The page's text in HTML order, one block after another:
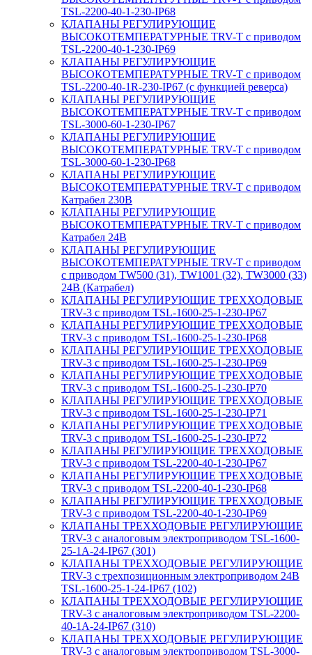
TSL-2200-40-1-230-IP68
КЛАПАНЫ РЕГУЛИРУЮЩИЕ
ВЫСОКОТЕМПЕРАТУРНЫЕ TRV-T с приводом
TSL-2200-40-1-230-IP69
КЛАПАНЫ РЕГУЛИРУЮЩИЕ
ВЫСОКОТЕМПЕРАТУРНЫЕ TRV-T с приводом
TSL-2200-40-1R-230-IP67 (с функцией реверса)
КЛАПАНЫ РЕГУЛИРУЮЩИЕ
ВЫСОКОТЕМПЕРАТУРНЫЕ TRV-T с приводом
TSL-3000-60-1-230-IP67
КЛАПАНЫ РЕГУЛИРУЮЩИЕ
ВЫСОКОТЕМПЕРАТУРНЫЕ TRV-T с приводом
TSL-3000-60-1-230-IP68
КЛАПАНЫ РЕГУЛИРУЮЩИЕ
ВЫСОКОТЕМПЕРАТУРНЫЕ TRV-T с приводом
Катрабел 230В
КЛАПАНЫ РЕГУЛИРУЮЩИЕ
ВЫСОКОТЕМПЕРАТУРНЫЕ TRV-T с приводом
Катрабел 24В
КЛАПАНЫ РЕГУЛИРУЮЩИЕ
ВЫСОКОТЕМПЕРАТУРНЫЕ TRV-T с приводом
с приводом TW500 (31), TW1001 (32), TW3000 (33)
24В (Катрабел)
КЛАПАНЫ РЕГУЛИРУЮЩИЕ ТРЕХХОДОВЫЕ
TRV-3 с приводом TSL-1600-25-1-230-IP67
КЛАПАНЫ РЕГУЛИРУЮЩИЕ ТРЕХХОДОВЫЕ
TRV-3 с приводом TSL-1600-25-1-230-IP68
КЛАПАНЫ РЕГУЛИРУЮЩИЕ ТРЕХХОДОВЫЕ
TRV-3 с приводом TSL-1600-25-1-230-IP69
КЛАПАНЫ РЕГУЛИРУЮЩИЕ ТРЕХХОДОВЫЕ
TRV-3 с приводом TSL-1600-25-1-230-IP70
КЛАПАНЫ РЕГУЛИРУЮЩИЕ ТРЕХХОДОВЫЕ
TRV-3 с приводом TSL-1600-25-1-230-IP71
КЛАПАНЫ РЕГУЛИРУЮЩИЕ ТРЕХХОДОВЫЕ
TRV-3 с приводом TSL-1600-25-1-230-IP72
КЛАПАНЫ РЕГУЛИРУЮЩИЕ ТРЕХХОДОВЫЕ
TRV-3 с приводом TSL-2200-40-1-230-IP67
КЛАПАНЫ РЕГУЛИРУЮЩИЕ ТРЕХХОДОВЫЕ
TRV-3 с приводом TSL-2200-40-1-230-IP68
КЛАПАНЫ РЕГУЛИРУЮЩИЕ ТРЕХХОДОВЫЕ
TRV-3 с приводом TSL-2200-40-1-230-IP69
КЛАПАНЫ ТРЕХХОДОВЫЕ РЕГУЛИРУЮЩИЕ
TRV-3 с аналоговым электроприводом TSL-1600-
25-1А-24-IP67 (301)
КЛАПАНЫ ТРЕХХОДОВЫЕ РЕГУЛИРУЮЩИЕ
TRV-3 с трехпозиционным электроприводом 24В
TSL-1600-25-1-24-IP67 (102)
КЛАПАНЫ ТРЕХХОДОВЫЕ РЕГУЛИРУЮЩИЕ
TRV-3 с аналоговым электроприводом TSL-2200-
40-1А-24-IP67 (310)
КЛАПАНЫ ТРЕХХОДОВЫЕ РЕГУЛИРУЮЩИЕ
TRV-3 с аналоговым электроприводом TSL-3000-